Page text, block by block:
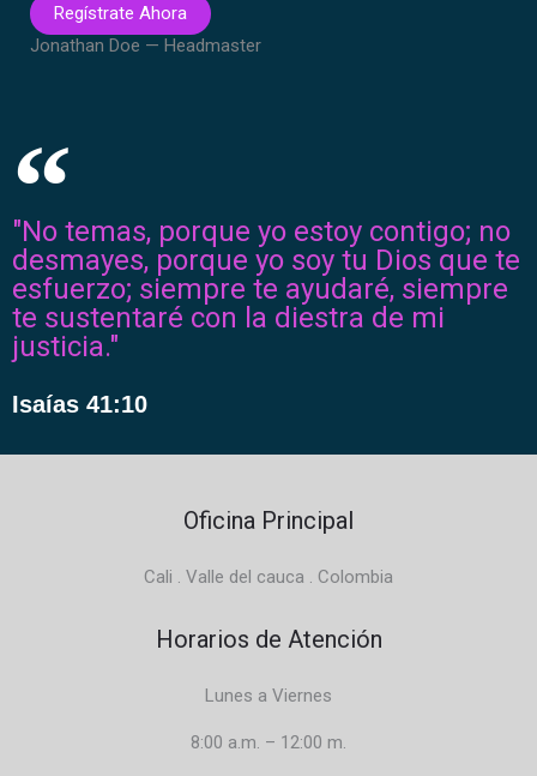
Regístrate Ahora
Jonathan Doe — Headmaster
"No temas, porque yo estoy contigo; no
desmayes, porque yo soy tu Dios que te
esfuerzo; siempre te ayudaré, siempre
te sustentaré con la diestra de mi
justicia."
Isaías 41:10
Oficina Principal
Cali . Valle del cauca . Colombia
Horarios de Atención
Lunes a Viernes
8:00 a.m. – 12:00 m.